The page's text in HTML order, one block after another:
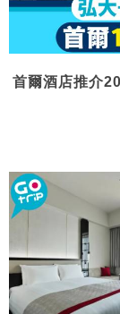
首爾酒店推介